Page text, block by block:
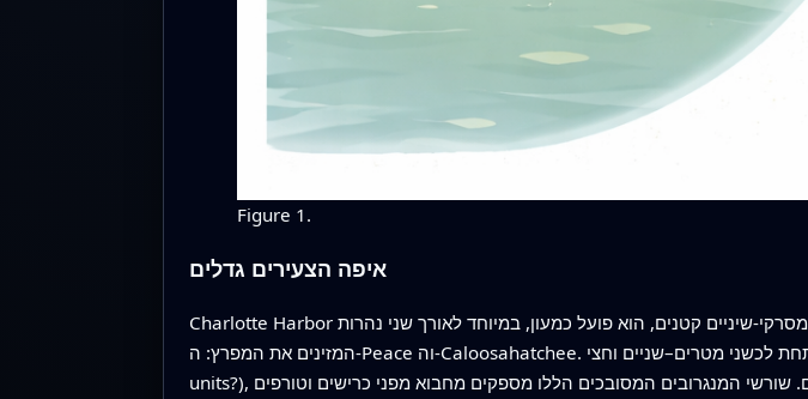
Figure 1.
איפה הצעירים גדלים
Charlotte Harbor הוא אחד הפיורדות הגדולות של פלורידה, אזור שם נהרות מתמזגים עם הים. עבור מסרקי-שיניים קטנים, הוא פועל כמעון, במיוחד לאורך שני נהרות
המזינים את המפרץ: ה-Peace וה-Caloosahatchee. גורים וצעירים בני שנה, כולם מתחת לכשני מטרים–שניים וחצי (עד כארבעה מטרים?—adjust length to local
units?), נוטים להישאר במים רדודים מאוד قرب החוף, לעתים בסמוך לשיחי מנגרובים. שורשי המנגרובים המסובכים הללו מספקים מחבוא מפני כרישים וטורפים